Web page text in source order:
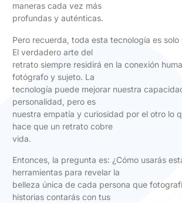
maneras cada vez más
profundas y auténticas.
Pero recuerda, toda esta tecnología es solo
El verdadero arte del
retrato siempre residirá en la conexión
fotógrafo y sujeto. La
tecnología puede mejorar nuestra
personalidad, pero es
nuestra empatía y curiosidad por el otro lo
hace que un retrato cobre
vida.
Entonces, la pregunta es: ¿Cómo usarás
herramientas para revelar la
belleza única de cada persona que
historias contarás con tus